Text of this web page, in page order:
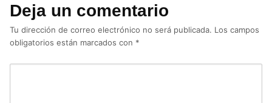
Deja un comentario
Tu dirección de correo electrónico no será publicada. Los campos
obligatorios están marcados con *